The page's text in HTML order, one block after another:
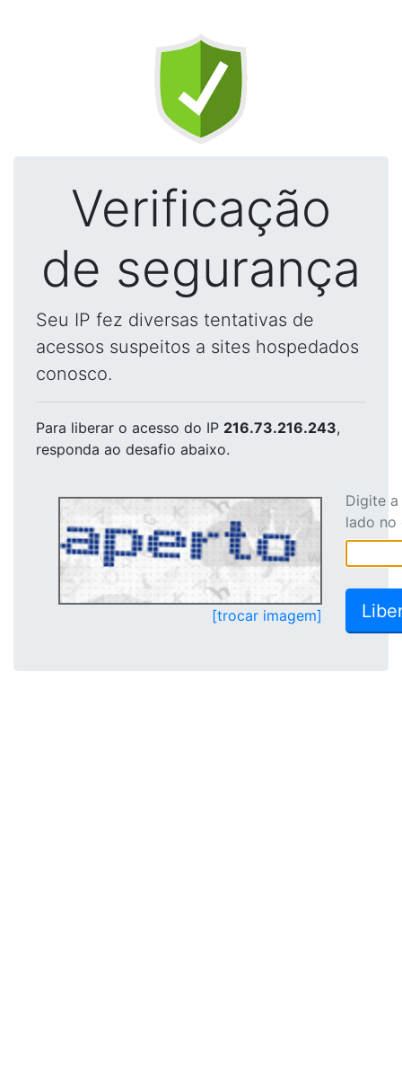
Verificação
de segurança
Seu IP fez diversas tentativas de
acessos suspeitos a sites hospedados
conosco.
Para liberar o acesso do IP 216.73.216.243,
responda ao desafio abaixo.
[trocar imagem]
Digite
lado no